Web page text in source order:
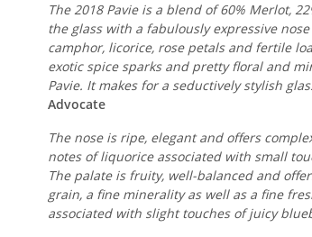
The 2018 Pavie is a blend of 60% Merlot,
the glass with a fabulously expressive
camphor, licorice, rose petals and fertile
exotic spice sparks and pretty floral and
Pavie. It makes for a seductively stylish
Advocate
The nose is ripe, elegant and offers
notes of liquorice associated with small
The palate is fruity, well-balanced and
grain, a fine minerality as well as a fine
associated with slight touches of juicy